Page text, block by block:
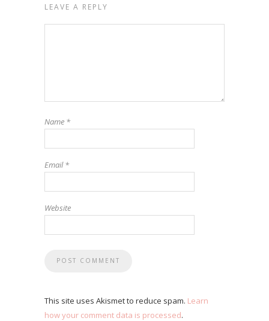
LEAVE A REPLY
Name *
Email*
Website
This site uses Akismet to reduce spam. Learn
how your comment data is processed.